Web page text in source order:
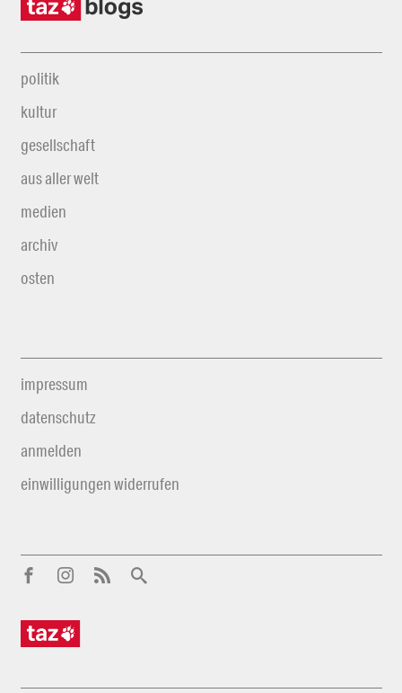
politik
kultur
gesellschaft
aus aller welt
medien
archiv
osten
impressum
datenschutz
anmelden
einwilligungen widerrufen